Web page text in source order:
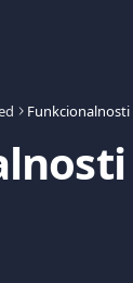
Funkcionalnosti